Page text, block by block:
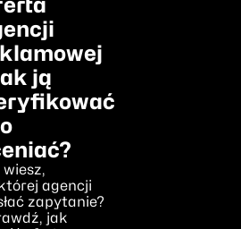
ją
wiesz,
agencji
zapytanie?
jak